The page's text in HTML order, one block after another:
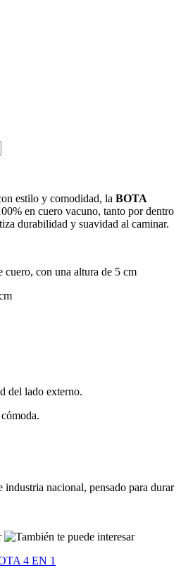
estilo y comodidad, la BOTA
en cuero vacuno, tanto por dentro
durabilidad y suavidad al caminar.
cuero, con una altura de 5 cm
del lado externo.
industria nacional, pensado para durar